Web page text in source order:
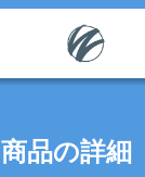
商品の詳細